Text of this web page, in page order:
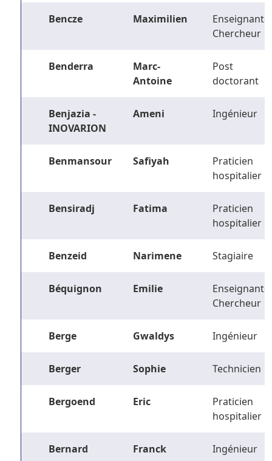
Bencze Maximilien
Enseignant-
Chercheur
Benderra
Marc-
Antoine
Post
doctorant
Benjazia -
INOVARION
Ameni Ingénieur
Benmansour Safiyah
Praticien
hospitalier
Bensiradj Fatima
Praticien
hospitalier
Benzeid Narimene Stagiaire
Béquignon Emilie
Enseignant-
Chercheur
Berge Gwaldys Ingénieur
Berger Sophie Technicien
Bergoend Eric
Praticien
hospitalier
Bernard Franck Ingénieur